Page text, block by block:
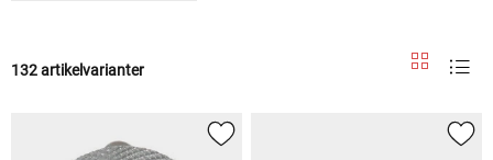
132 artikelvarianter